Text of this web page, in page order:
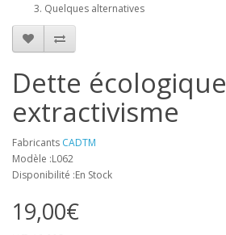
Quelques alternatives
Dette
extractivisme
Fabricants CADTM
Modèle :L062
Disponibilité :En Stock
19,00€